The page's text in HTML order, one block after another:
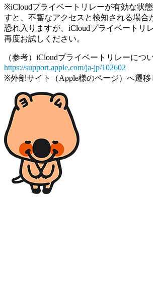
※iCloudプライベートリレーが有効な状
すと、不審なアクセスと検知される場合
恐れ入りますが、iCloudプライベートリ
再度お試しください。
（参考）iCloudプライベートリレーにつ
https://support.apple.com/ja-jp/102602
※外部サイト（Apple様のページ）へ遷移